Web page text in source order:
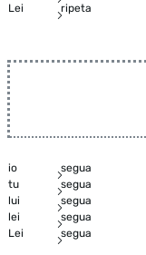
Lei
ripeta
io segua
tu
segua
lui
segua
lei
segua
Lei
segua